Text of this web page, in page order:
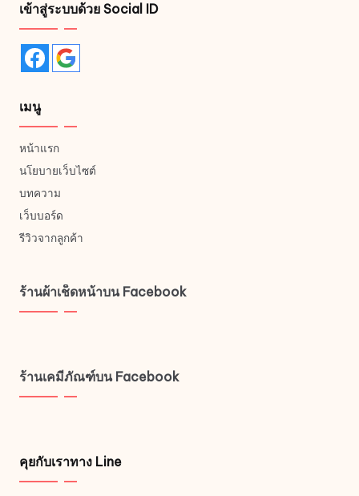
เข้าสู่ระบบด้วย Social ID
เมนู
หน้าแรก
นโยบายเว็บไซต์
บทความ
เว็บบอร์ด
รีวิวจากลูกค้า
ร้านผ้าเช็ดหน้าบน Facebook
ร้านเคมีภัณฑ์บน Facebook
คุยกับเราทาง Line